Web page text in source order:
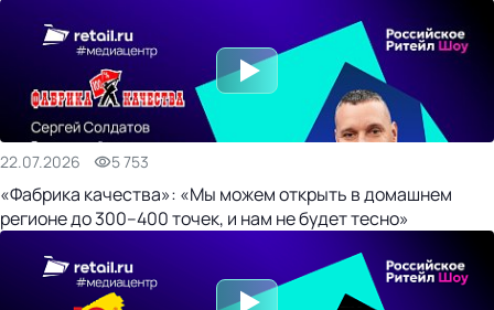
22.07.2026 5 753
«Фабрика качества»: «Мы можем открыть в домашнем
регионе до 300–400 точек, и нам не будет тесно»